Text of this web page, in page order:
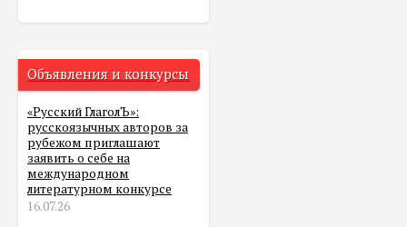
Объявления и конкурсы
«Русский ГлаголЪ»:
русскоязычных авторов за
рубежом приглашают
заявить о себе на
международном
литературном конкурсе
16.07.26